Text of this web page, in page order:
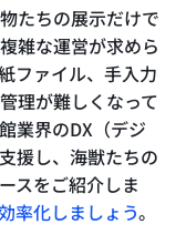
たちの展示だけで
雑な運営が求めら
ファイル、手入力
理が難しくなって
業界のDX（デジ
援し、海獣たちの
スをご紹介しま
率化しましょう。